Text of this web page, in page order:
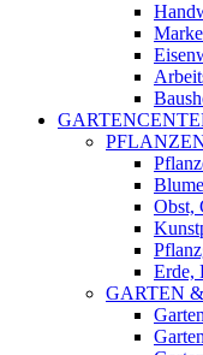
Obst,
Erde,
GARTEN